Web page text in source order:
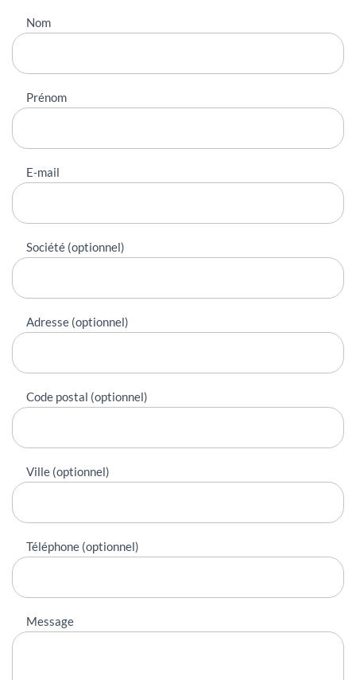
Nous
contacter
Nom
Prénom
E-mail
Société (optionnel)
Adresse (optionnel)
Code postal (optionnel)
Ville (optionnel)
Téléphone (optionnel)
Message